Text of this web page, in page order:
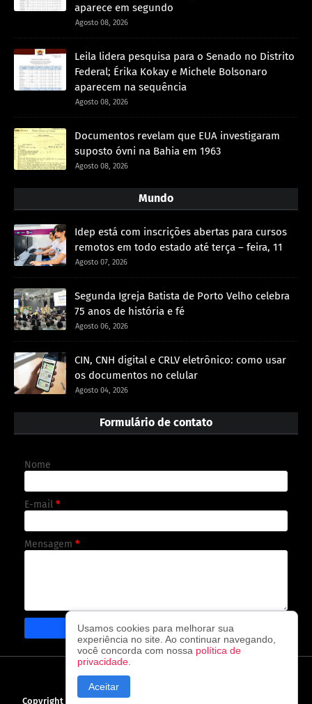
aparece em segundo
Agosto 08, 2026
Leila lidera pesquisa para o Senado no Distrito
Federal; Érika Kokay e Michele Bolsonaro
aparecem na sequência
Agosto 08, 2026
Documentos revelam que EUA investigaram
suposto óvni na Bahia em 1963
Agosto 08, 2026
Mundo
Idep está com inscrições abertas para cursos
remotos em todo estado até terça – feira, 11
Agosto 07, 2026
Segunda Igreja Batista de Porto Velho celebra
75 anos de história e fé
Agosto 06, 2026
CIN, CNH digital e CRLV eletrônico: como usar
os documentos no celular
Agosto 04, 2026
Formulário de contato
Nome
E-mail *
Mensagem *
CAPA CONTATO
Copyright © 2026O observador - A cada visita uma nova notícia!
Usamos cookies para melhorar sua
experiência no site. Ao continuar navegando,
você concorda com nossa política de
privacidade
Aceitar